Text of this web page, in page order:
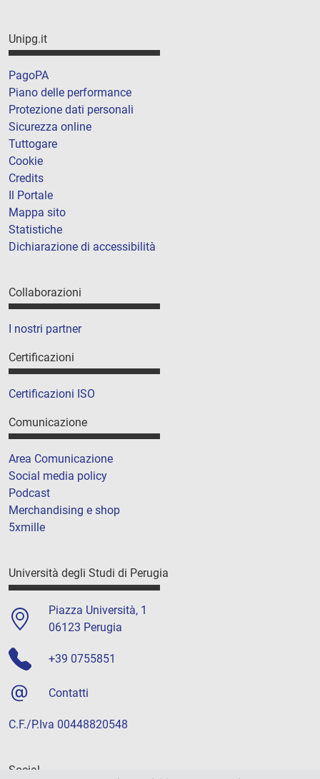
Unipg.it
PagoPA
Piano delle performance
Protezione dati personali
Sicurezza online
Tuttogare
Cookie
Credits
Il Portale
Mappa sito
Statistiche
Dichiarazione di accessibilità
Collaborazioni
I nostri partner
Certificazioni
Certificazioni ISO
Comunicazione
Area Comunicazione
Social media policy
Podcast
Merchandising e shop
5xmille
Università degli Studi di Perugia
Piazza Università, 1
06123 Perugia
+39 0755851
Contatti
C.F./P.Iva 00448820548
Social